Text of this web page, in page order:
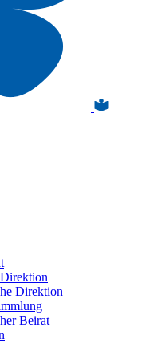
Direktion
Beirat